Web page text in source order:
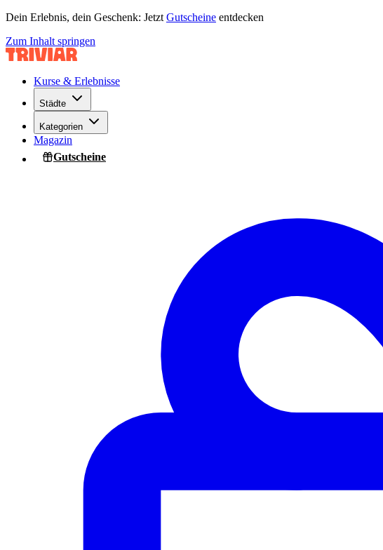
Dein Erlebnis, dein Geschenk: Jetzt Gutscheine entdecken
Zum Inhalt springen
Kurse & Erlebnisse
Städte
Kategorien
Magazin
Gutscheine